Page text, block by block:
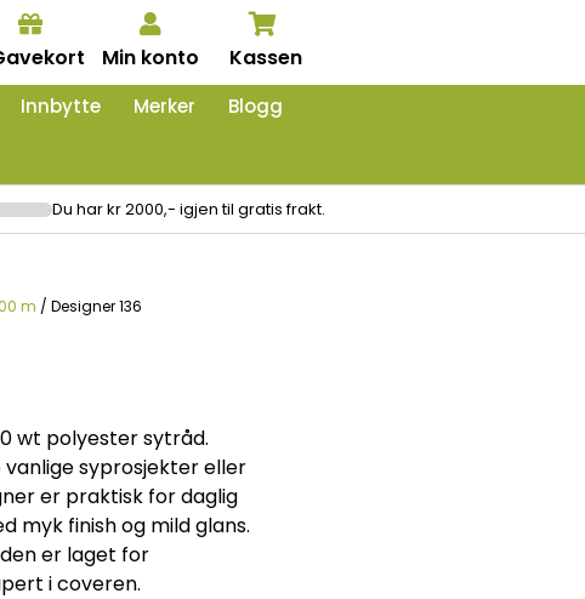
Min konto Kassen
Innbytte Merker Blogg
Du har kr 2000,- igjen til gratis frakt.
m / Designer 136
wt polyester sytråd.
syprosjekter eller
er praktisk for daglig
myk finish og mild glans.
er laget for
i coveren.